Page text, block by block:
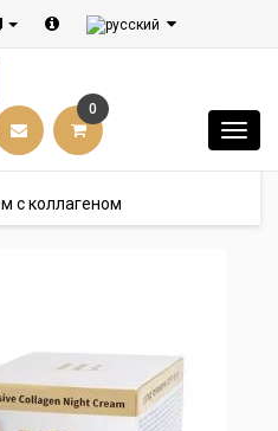
0
с коллагеном